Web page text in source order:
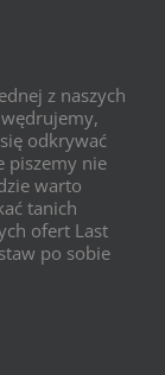
z naszych
odkrywać
piszemy nie
warto
tanich
ofert Last
po sobie